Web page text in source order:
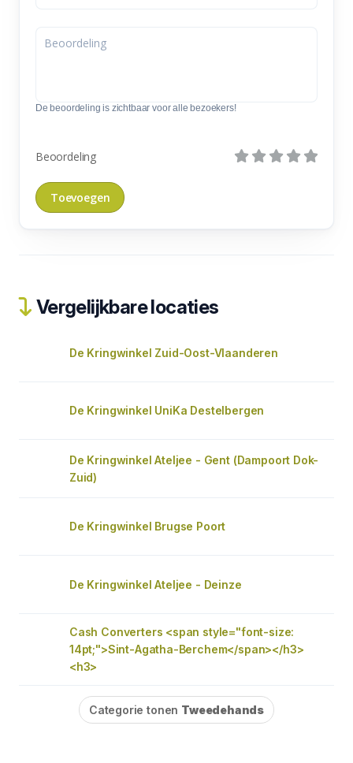
De beoordeling is zichtbaar voor alle bezoekers!
Beoordeling
Vergelijkbare locaties
De Kringwinkel Zuid-Oost-Vlaanderen
De Kringwinkel UniKa Destelbergen
De Kringwinkel Ateljee - Gent (Dampoort Dok-
Zuid)
De Kringwinkel Brugse Poort
De Kringwinkel Ateljee - Deinze
Cash Converters <span style="font-size:
14pt;">Sint-Agatha-Berchem</span></h3>
<h3>
Categorie tonen Tweedehands